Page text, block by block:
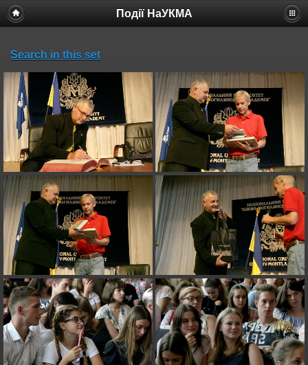
Події НаУКМА
Search in this set